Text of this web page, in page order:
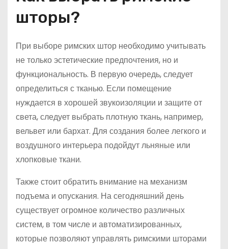
шторы?
При выборе римских штор необходимо учитывать
не только эстетические предпочтения, но и
функциональность. В первую очередь, следует
определиться с тканью. Если помещение
нуждается в хорошей звукоизоляции и защите от
света, следует выбрать плотную ткань, например,
вельвет или бархат. Для создания более легкого и
воздушного интерьера подойдут льняные или
хлопковые ткани.
Также стоит обратить внимание на механизм
подъема и опускания. На сегодняшний день
существует огромное количество различных
систем, в том числе и автоматизированных,
которые позволяют управлять римскими шторами